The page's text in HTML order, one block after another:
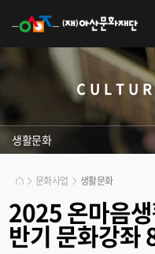
생활문화
문화사업 생활문화
2025 온마음
반기 문화강좌